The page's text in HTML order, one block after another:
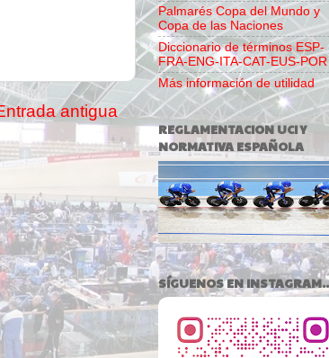
antigua
Palmarés Copa del Mundo y
Copa de las Naciones
Diccionario de términos ESP-
FRA-ENG-ITA-CAT-EUS-POR
Más información de utilidad
REGLAMENTACION UCI Y
NORMATIVA ESPAÑOLA
SÍGUENOS EN